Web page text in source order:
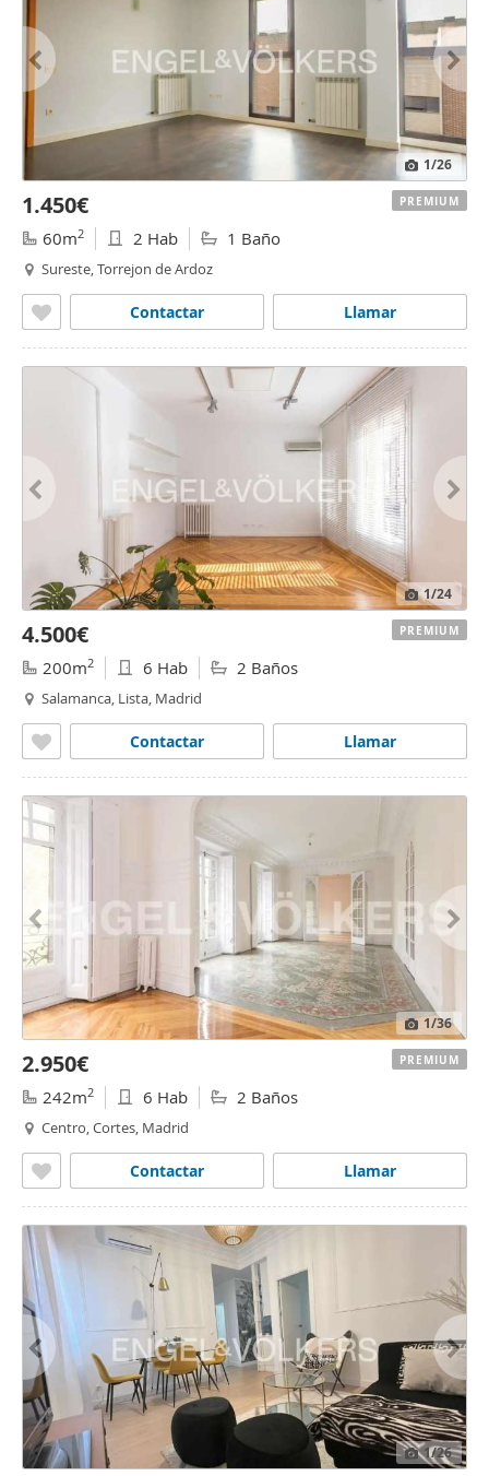
1/26
1.450€
60m2 2 Hab 1 Baño
Sureste, Torrejon de Ardoz
Llamar
Contactar
PREMIUM
1/24
4.500€
200m2 6 Hab 2 Baños
Salamanca, Lista, Madrid
Llamar
Contactar
PREMIUM
1/36
2.950€
242m2 6 Hab 2 Baños
Centro, Cortes, Madrid
Llamar
Contactar
PREMIUM
1/26